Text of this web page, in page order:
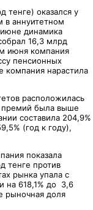
оказался у
в аннуитетном
динамика
16,3 млрд
июня компания
пенсионных
компания нарастила
расположилась
премий была выше
составила 204,9%
(год к году),
показала
тенге против
рынка упала с
на 618,1% до 3,6
рыночная доля